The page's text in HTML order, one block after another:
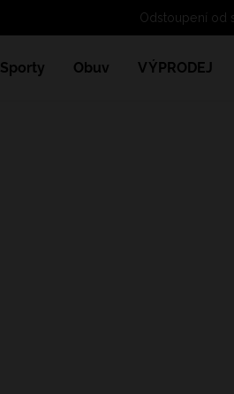
Odstoupení od
Sporty Obuv VÝPRODEJ